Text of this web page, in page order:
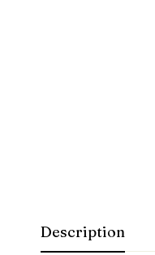
Description